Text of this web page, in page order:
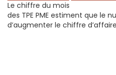
Le chiffre du mois
des TPE PME estiment que le
d’augmenter le chiffre